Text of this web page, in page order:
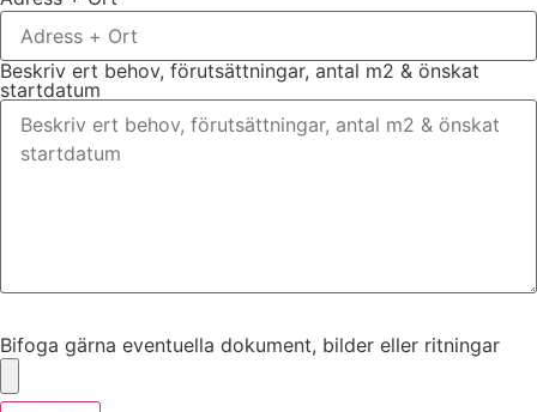
Beskriv ert behov, förutsättningar, antal m2 & önskat
startdatum
Bifoga gärna eventuella dokument, bilder eller ritningar